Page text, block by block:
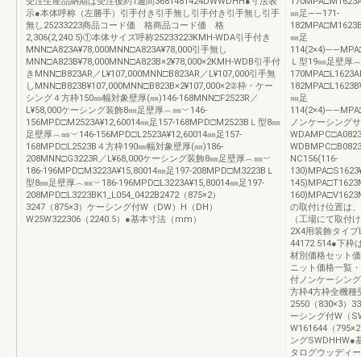
示●本体呼称（左勝手）引手付き引手無し引手付き引手無し引手
無し25233223商品コード価 格商品コード価 格
2,306(2,240.5)①本体サイズ呼称25233223KMH-WDA引手付き
MNN□A823A¥78,000MNN□A823A¥78,000引手無し
MNN□A823B¥78,000MNN□A823B×2¥78,000×2KMH-WDB引手付
きMNN□B823AR／L¥107,000MNN□B823AR／L¥107,000引手無
しMNN□B823B¥107,000MNN□B823B×2¥107,000×2②枠・ケー
シング４方枠150㎜幅対象壁厚(㎜)146-168MNN□F2523R／
L¥58,000ケーシング装飾8㎜足壁厚︵㎜︶146-
156MPD□M2523A¥12,60014㎜足157-168MPD□M2523BＬ型8㎜
足壁厚︵㎜︶146-156MPD□L2523A¥12,60014㎜足157-
168MPD□L2523B４方枠190㎜幅対象壁厚(㎜)186-
208MNN□G3223R／L¥68,000ケーシング装飾8㎜足壁厚︵㎜︶
186-196MPD□M3223A¥15,80014㎜足197-208MPD□M3223BＬ
型8㎜足壁厚︵㎜︶186-196MPD□L3223A¥15,80014㎜足197-
208MPD□L3223BK1_L054_0422B2472（875×2）
3247（875×3）ケーシング付W（DW）H（DH）
W25W322306（2240.5）●基本寸法（mm）
㎜足――171-
㎜足
Ｌ型19㎜足壁厚
㎜足
ノンケーシング
NC156(116-
の取付け位置は
（工場にて取付
2X4用装飾タイ
44172.514●下枠
材別価格セット
ニット価格一覧
付ノンケーシン
方枠4方枠全機種
2550（830×3）
ーシング付W（
W161644（
ングSWDHHW●
タログウッディ